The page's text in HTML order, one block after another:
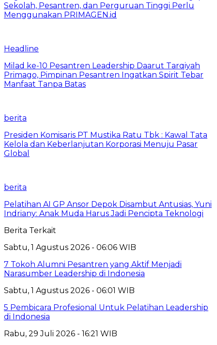
Sekolah, Pesantren, dan Perguruan Tinggi Perlu
Menggunakan PRIMAGEN.id
Headline
Milad ke-10 Pesantren Leadership Daarut Tarqiyah
Primago, Pimpinan Pesantren Ingatkan Spirit Tebar
Manfaat Tanpa Batas
berita
Presiden Komisaris PT Mustika Ratu Tbk : Kawal Tata
Kelola dan Keberlanjutan Korporasi Menuju Pasar
Global
berita
Pelatihan AI GP Ansor Depok Disambut Antusias, Yuni
Indriany: Anak Muda Harus Jadi Pencipta Teknologi
Berita Terkait
Sabtu, 1 Agustus 2026 - 06:06 WIB
7 Tokoh Alumni Pesantren yang Aktif Menjadi
Narasumber Leadership di Indonesia
Sabtu, 1 Agustus 2026 - 06:01 WIB
5 Pembicara Profesional Untuk Pelatihan Leadership
di Indonesia
Rabu, 29 Juli 2026 - 16:21 WIB